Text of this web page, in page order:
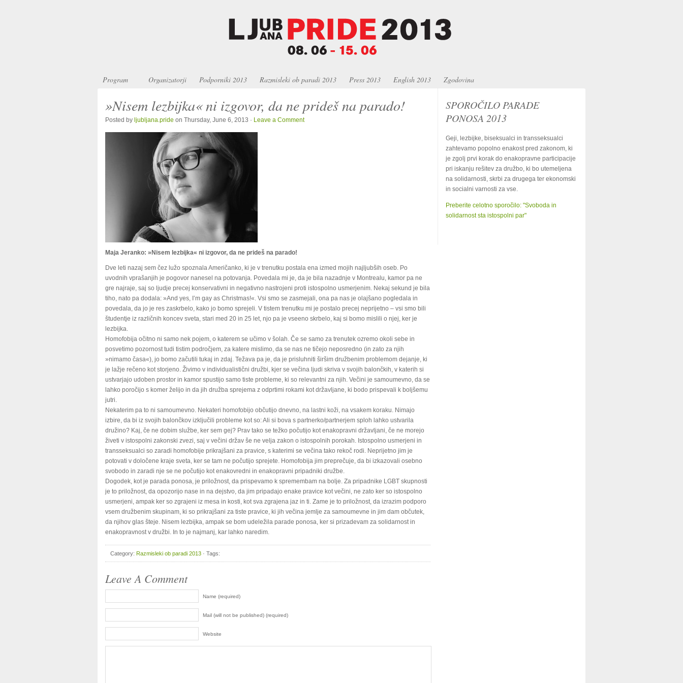
Program Organizatorji Podporniki 2013 Razmisleki ob paradi 2013 Press 2013 English 2013 Zgodovina
»Nisem lezbijka« ni izgovor, da ne prideš na parado!
Posted by ljubljana.pride on Thursday, June 6, 2013 · Leave a Comment
Maja Jeranko: »Nisem lezbijka« ni izgovor, da ne prideš na parado!
Dve leti nazaj sem čez lužo spoznala Američanko, ki je v trenutku postala ena izmed mojih najljubših oseb. Po
uvodnih vprašanjih je pogovor nanesel na potovanja. Povedala mi je, da je bila nazadnje v Montrealu, kamor pa ne
gre najraje, saj so ljudje precej konservativni in negativno nastrojeni proti istospolno usmerjenim. Nekaj sekund je bila
tiho, nato pa dodala: »And yes, I’m gay as Christmas!«. Vsi smo se zasmejali, ona pa nas je olajšano pogledala in
povedala, da jo je res zaskrbelo, kako jo bomo sprejeli. V tistem trenutku mi je postalo precej neprijetno – vsi smo bili
študentje iz različnih koncev sveta, stari med 20 in 25 let, njo pa je vseeno skrbelo, kaj si bomo mislili o njej, ker je
lezbijka.
Homofobija očitno ni samo nek pojem, o katerem se učimo v šolah. Če se samo za trenutek ozremo okoli sebe in
posvetimo pozornost tudi tistim področjem, za katere mislimo, da se nas ne tičejo neposredno (in zato za njih
»nimamo časa«), jo bomo začutili tukaj in zdaj. Težava pa je, da je prisluhniti širšim družbenim problemom dejanje, ki
je lažje rečeno kot storjeno. Živimo v individualistični družbi, kjer se večina ljudi skriva v svojih balončkih, v katerih si
ustvarjajo udoben prostor in kamor spustijo samo tiste probleme, ki so relevantni za njih. Večini je samoumevno, da se
lahko poročijo s komer želijo in da jih družba sprejema z odprtimi rokami kot državljane, ki bodo prispevali k boljšemu
jutri.
Nekaterim pa to ni samoumevno. Nekateri homofobijo občutijo dnevno, na lastni koži, na vsakem koraku. Nimajo
izbire, da bi iz svojih balončkov izključili probleme kot so: Ali si bova s partnerko/partnerjem sploh lahko ustvarila
družino? Kaj, če ne dobim službe, ker sem gej? Prav tako se težko počutijo kot enakopravni državljani, če ne morejo
živeti v istospolni zakonski zvezi, saj v večini držav še ne velja zakon o istospolnih porokah. Istospolno usmerjeni in
transseksualci so zaradi homofobije prikrajšani za pravice, s katerimi se večina tako rekoč rodi. Neprijetno jim je
potovati v določene kraje sveta, ker se tam ne počutijo sprejete. Homofobija jim preprečuje, da bi izkazovali osebno
svobodo in zaradi nje se ne počutijo kot enakovredni in enakopravni pripadniki družbe.
Dogodek, kot je parada ponosa, je priložnost, da prispevamo k spremembam na bolje. Za pripadnike LGBT skupnosti
je to priložnost, da opozorijo nase in na dejstvo, da jim pripadajo enake pravice kot večini, ne zato ker so istospolno
usmerjeni, ampak ker so zgrajeni iz mesa in kosti, kot sva zgrajena jaz in ti. Zame je to priložnost, da izrazim podporo
vsem družbenim skupinam, ki so prikrajšani za tiste pravice, ki jih večina jemlje za samoumevne in jim dam občutek,
da njihov glas šteje. Nisem lezbijka, ampak se bom udeležila parade ponosa, ker si prizadevam za solidarnost in
enakopravnost v družbi. In to je najmanj, kar lahko naredim.
Category: Razmisleki ob paradi 2013 · Tags:
Leave A Comment
Name (required)
Mail (will not be published) (required)
Website
SPOROČILO PARADE
PONOSA 2013
Geji, lezbijke, biseksualci in transseksualci
zahtevamo popolno enakost pred zakonom, ki
je zgolj prvi korak do enakopravne participacije
pri iskanju rešitev za družbo, ki bo utemeljena
na solidarnosti, skrbi za drugega ter ekonomski
in socialni varnosti za vse.
Preberite celotno sporočilo: "Svoboda in
solidarnost sta istospolni par"